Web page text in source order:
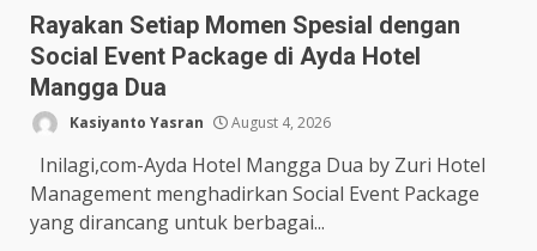
Rayakan Setiap Momen Spesial dengan
Social Event Package di Ayda Hotel
Mangga Dua
Kasiyanto Yasran August 4, 2026
Inilagi,com-Ayda Hotel Mangga Dua by Zuri Hotel
Management menghadirkan Social Event Package
yang dirancang untuk berbagai...